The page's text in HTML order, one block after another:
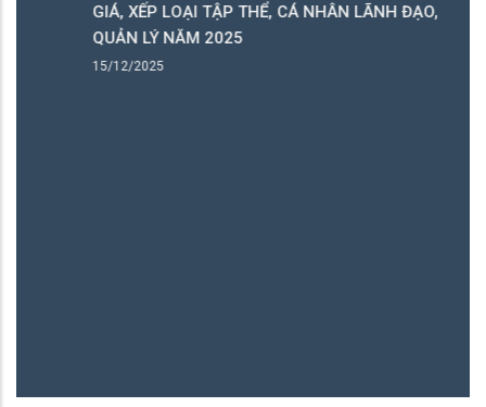
GIÁ, XẾP LOẠI TẬP THỂ, CÁ NHÂN LÃNH ĐẠO,
QUẢN LÝ NĂM 2025
15/12/2025